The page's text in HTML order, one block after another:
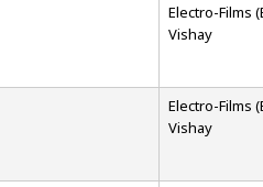
Electro-Films
Vishay
Electro-Films
Vishay